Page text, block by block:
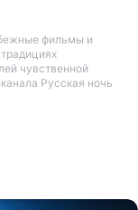
фильмы и
чувственной
Русская ночь